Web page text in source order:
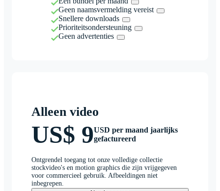
Geen naamsvermelding vereist
Snellere downloads
Prioriteitsondersteuning
Geen advertenties
Alleen video
US$ 9USD per maand jaarlijks
gefactureerd
Ontgrendel toegang tot onze volledige collectie
stockvideo's en motion graphics die zijn vrijgegeven
voor commercieel gebruik. Afbeeldingen niet
inbegrepen.